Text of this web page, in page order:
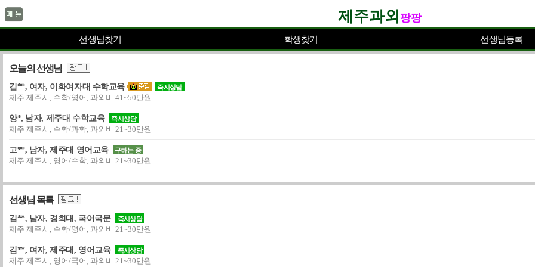
제주과외 팡팡
선생님찾기 학생찾기 선생님등록
오늘의 선생님
김**, 여자, 이화여자대 수학교육 즉시상담
제주 제주시, 수학/영어, 과외비 41~50만원
양*, 남자, 제주대 수학교육 즉시상담
제주 제주시, 수학/과학, 과외비 21~30만원
고**, 남자, 제주대 영어교육 구하는 중
제주 제주시, 영어/수학, 과외비 21~30만원
선생님 목록
김**, 남자, 경희대, 국어국문 즉시상담
제주 제주시, 수학/영어, 과외비 21~30만원
김**, 여자, 제주대, 영어교육 즉시상담
제주 제주시, 영어/국어, 과외비 21~30만원